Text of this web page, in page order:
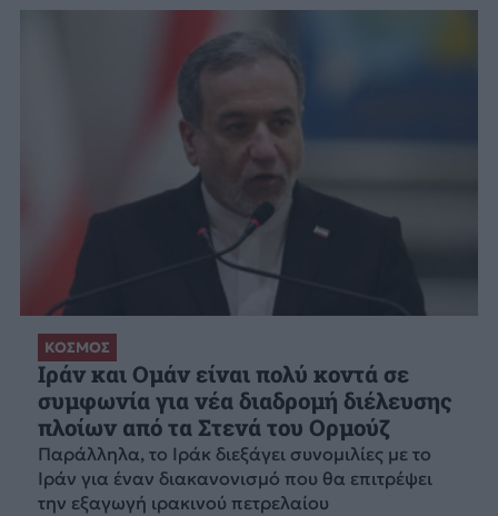
ΚΟΣΜΟΣ
Ιράν και Ομάν είναι πολύ κοντά σε
συμφωνία για νέα διαδρομή διέλευσης
πλοίων από τα Στενά του Ορμούζ
Παράλληλα, το Ιράκ διεξάγει συνομιλίες με το
Ιράν για έναν διακανονισμό που θα επιτρέψει
την εξαγωγή ιρακινού πετρελαίου